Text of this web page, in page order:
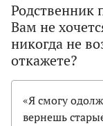
Родственник
Вам не
никогда не
откажете?
«Я смогу
вернешь